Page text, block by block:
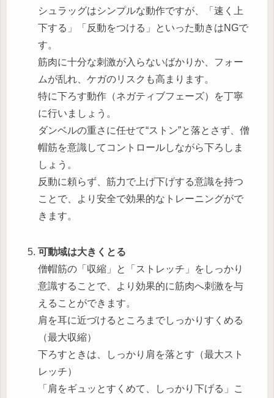
シュラッグはシンプルな動作ですが、「速く上
下する」「反動をつける」といった動きはNGで
す。
筋肉に十分な刺激が入らないばかりか、フォー
ムが乱れ、ケガのリスクも高まります。
特に下ろす動作（ネガティブフェーズ）を丁寧
に行いましょう。
ダンベルの重さに任せて“ストン”と落とさず、僧
帽筋を意識してコントロールしながら下ろしま
しょう。
反動に頼らず、筋力で上げ下げする意識を持つ
ことで、より安全で効果的なトレーニングがで
きます。
可動域は大きくとる
僧帽筋の「収縮」と「ストレッチ」をしっかり
意識することで、より効果的に筋肉へ刺激を与
えることができます。
肩を耳に近づけるところまでしっかりすくめる
（最大収縮）
下ろすときは、しっかり肩を落とす（最大スト
レッチ）
「肩をギュッとすくめて、しっかり下げる」こ